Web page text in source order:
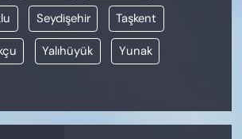
Seydişehir Taşkent
Yalıhüyük Yunak